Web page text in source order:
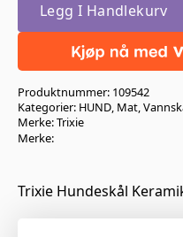
Legg I Handlekurv
Produktnummer: 109542
Kategorier: HUND, Mat,
Merke:Trixie
Merke:
Trixie Hundeskål